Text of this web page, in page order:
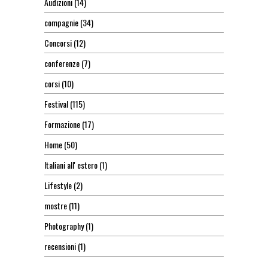
compagnie(34)
Concorsi(12)
conferenze(7)
corsi(10)
Festival(115)
Formazione(17)
Home(50)
Italiani all' estero(1)
Lifestyle(2)
mostre(11)
Photography(1)
recensioni(1)